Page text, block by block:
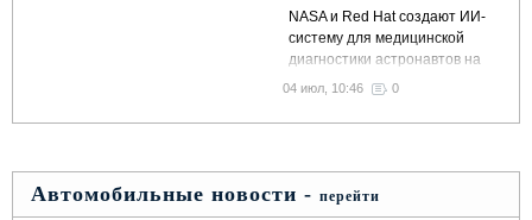
NASA и Red Hat создают ИИ-
систему для медицинской
диагностики астронавтов на
МКС и в далеком космосе
04 июл, 10:46 0
Автомобильные новости - перейти